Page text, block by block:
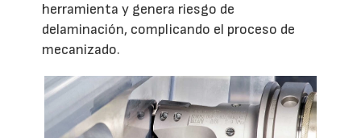
herramienta y genera riesgo de
delaminación, complicando el proceso de
mecanizado.